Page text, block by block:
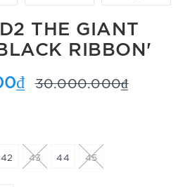
THE GIANT
RIBBON'
30.000.000₫
42 43 44 45